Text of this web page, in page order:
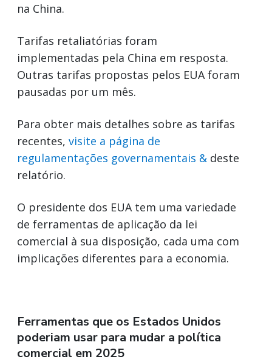
na China.
Tarifas retaliatórias foram
implementadas pela China em resposta.
Outras tarifas propostas pelos EUA foram
pausadas por um mês.
Para obter mais detalhes sobre as tarifas
recentes, visite a página de
regulamentações governamentais & deste
relatório.
O presidente dos EUA tem uma variedade
de ferramentas de aplicação da lei
comercial à sua disposição, cada uma com
implicações diferentes para a economia.
Ferramentas que os Estados Unidos
poderiam usar para mudar a política
comercial em 2025